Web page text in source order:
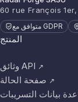
60 rue François
متوافق مع GDPR
المنتج
وثائق API ↗
صفحة الحالة ↗
بيانات التسريبات